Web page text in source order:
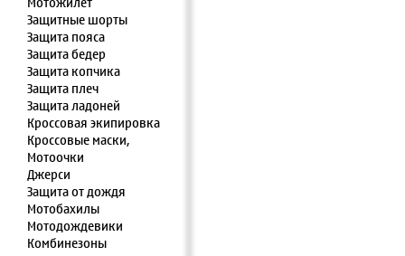
Защитные шорты
Защита пояса
Защита бедер
Защита копчика
Защита плеч
Защита ладоней
Кроссовая экипировка
Кроссовые маски,
Мотоочки
Джерси
Защита от дождя
Мотобахилы
Мотодождевики
Комбинезоны